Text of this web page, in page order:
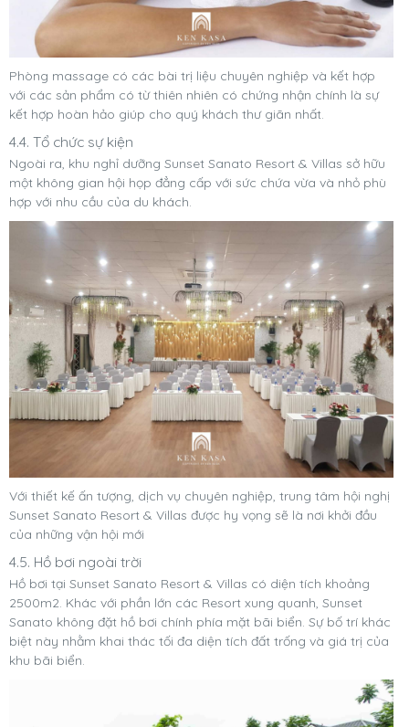
Phòng massage có các bài trị liệu chuyên nghiệp và kết hợp
với các sản phẩm có từ thiên nhiên có chứng nhận chính là sự
kết hợp hoàn hảo giúp cho quý khách thư giãn nhất.
4.4. Tổ chức sự kiện
Ngoài ra, khu nghỉ dưỡng Sunset Sanato Resort & Villas sở hữu
một không gian hội họp đẳng cấp với sức chứa vừa và nhỏ phù
hợp với nhu cầu của du khách.
Với thiết kế ấn tượng, dịch vụ chuyên nghiệp, trung tâm hội nghị
Sunset Sanato Resort & Villas được hy vọng sẽ là nơi khởi đầu
của những vận hội mới
4.5. Hồ bơi ngoài trời
Hồ bơi tại Sunset Sanato Resort & Villas có diện tích khoảng
2500m2. Khác với phần lớn các Resort xung quanh, Sunset
Sanato không đặt hồ bơi chính phía mặt bãi biển. Sự bố trí khác
biệt này nhằm khai thác tối đa diện tích đất trống và giá trị của
khu bãi biển.